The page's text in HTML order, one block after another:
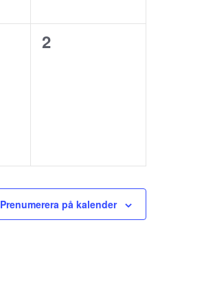
0
2
Prenumerera på kalender